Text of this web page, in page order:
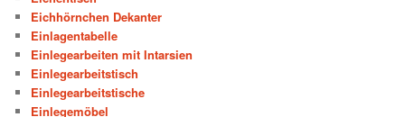
Eichhörnchen Dekanter
Einlagentabelle
Einlegearbeiten mit Intarsien
Einlegearbeitstisch
Einlegearbeitstische
Einlegemöbel